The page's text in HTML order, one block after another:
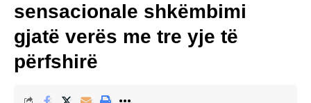
sensacionale shkëmbimi
gjatë verës me tre yje të
përfshirë